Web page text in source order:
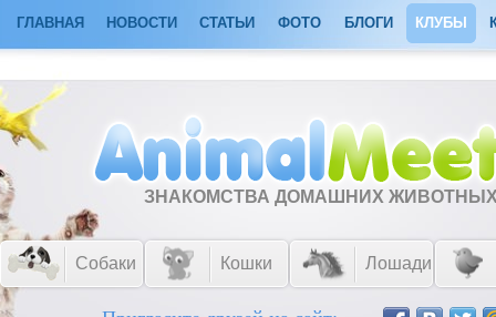
ГЛАВНАЯ НОВОСТИ СТАТЬИ ФОТО БЛОГИ КЛУБЫ
ЗНАКОМСТВА ДОМАШНИХ
Собаки Кошки Лошади